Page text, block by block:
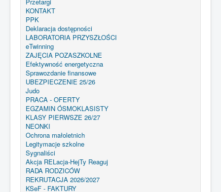
KONTAKT
PPK
Deklaracja dostępności
LABORATORIA PRZYSZŁOŚCI
eTwinning
ZAJĘCIA POZASZKOLNE
Efektywność energetyczna
Sprawozdanie finansowe
UBEZPIECZENIE 25/26
Judo
PRACA - OFERTY
EGZAMIN ÓSMOKLASISTY
KLASY PIERWSZE 26/27
NEONKI
Ochrona małoletnich
Legitymacje szkolne
Sygnaliści
Akcja RELacja-HejTy Reaguj
RADA RODZICÓW
REKRUTACJA 2026/2027
KSeF - FAKTURY